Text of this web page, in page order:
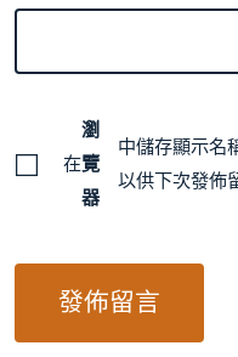
在
瀏
覽
器
中儲存顯示名
以供下次發佈